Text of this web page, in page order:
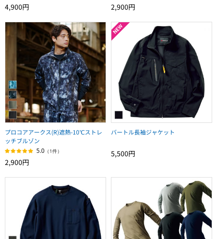
4,900円 2,900円
プロコアアークス(R)遮熱-10℃ストレ
ッチブルゾン
5.0 （1件）
2,900円
バートル長袖ジャケット
5,500円